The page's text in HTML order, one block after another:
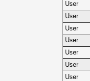
User
User
User
User
User
User
User